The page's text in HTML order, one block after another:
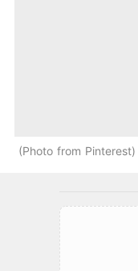
Photo from Pinterest